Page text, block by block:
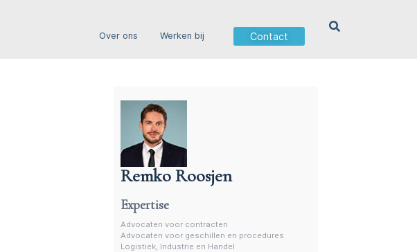
Over ons Werken bij Contact
Remko Roosjen
Advocaat voor procedures
Expertise
Advocaten voor contracten
Advocaten voor geschillen en procedures
Logistiek, Industrie en Handel